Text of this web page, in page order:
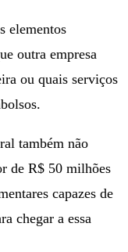
elementos
outra empresa
ou quais serviços
também não
de R$ 50 milhões
capazes de
chegar a essa